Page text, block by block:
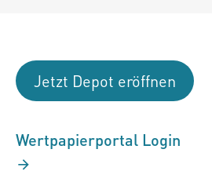
Jetzt Depot eröffnen
Wertpapierportal Login